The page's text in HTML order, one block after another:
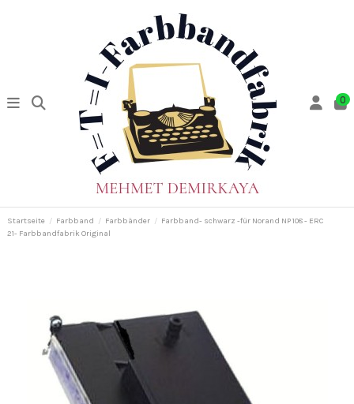
0
Startseite Farbband Farbbänder
Farbband- schwarz -für Norand NP 108 - ERC
21- Farbbandfabrik Original